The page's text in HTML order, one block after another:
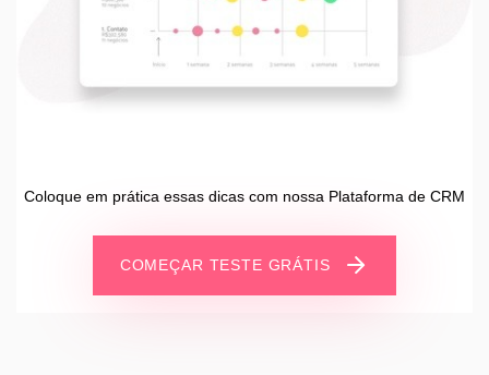
Coloque em prática essas dicas com nossa Plataforma de CRM
COMEÇAR TESTE GRÁTIS